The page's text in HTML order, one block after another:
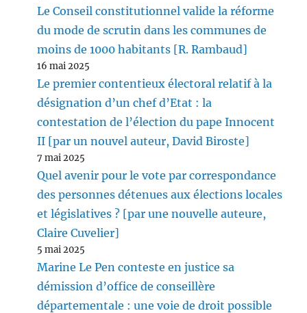
Le Conseil constitutionnel valide la réforme
du mode de scrutin dans les communes de
moins de 1000 habitants [R. Rambaud]
16 mai 2025
Le premier contentieux électoral relatif à la
désignation d’un chef d’Etat : la
contestation de l’élection du pape Innocent
II [par un nouvel auteur, David Biroste]
7 mai 2025
Quel avenir pour le vote par correspondance
des personnes détenues aux élections locales
et législatives ? [par une nouvelle auteure,
Claire Cuvelier]
5 mai 2025
Marine Le Pen conteste en justice sa
démission d’office de conseillère
départementale : une voie de droit possible